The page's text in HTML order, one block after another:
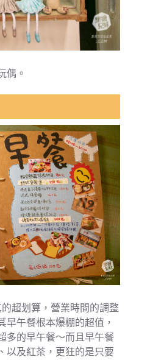
偶。
超划算，營業時間的調整
早午餐根本爆棚的超值，
多的早午餐～而且早午餐
以及紅茶，更狂的是只要